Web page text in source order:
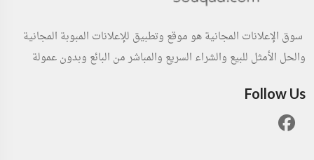
سوق الإعلانات المجانية هو موقع وتطبيق للإعلانات المبوبة المجانية
والحل الأمثل للبيع والشراء السريع والمباشر من البائع وبدون عمولة
Follow Us